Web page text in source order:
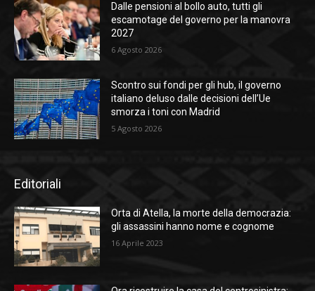
Dalle pensioni al bollo auto, tutti gli
escamotage del governo per la manovra
2027
6 Agosto 2026
Scontro sui fondi per gli hub, il governo
italiano deluso dalle decisioni dell’Ue
smorza i toni con Madrid
5 Agosto 2026
Editoriali
Orta di Atella, la morte della democrazia:
gli assassini hanno nome e cognome
16 Aprile 2023